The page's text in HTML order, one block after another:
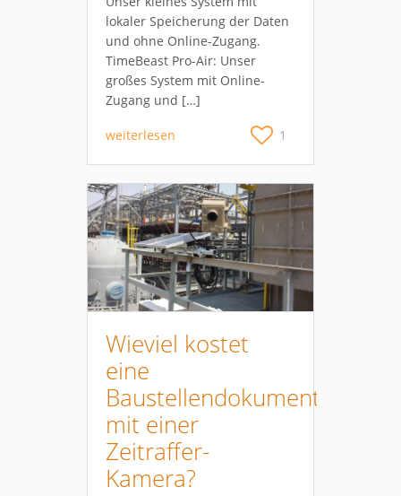
lokaler Speicherung der Daten
und ohne Online-Zugang.
TimeBeast Pro-Air: Unser
großes System mit Online-
Zugang und […]
weiterlesen 1
Wieviel kostet
eine
Baustellendokumentationen
mit einer
Zeitraffer-
Kamera?